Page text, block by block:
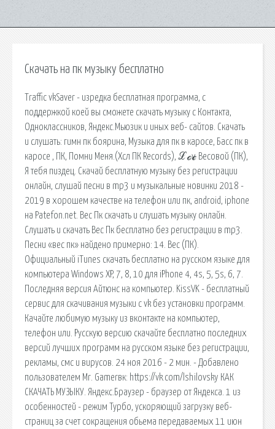
Скачать на пк музыку бесплатно
Traffic vkSaver - изредка бесплатная программа, с
поддержкой коей вы сможете скачать музыку с Контакта,
Одноклассников, Яндекс.Мьюзик и иных веб- сайтов. Скачать
и слушать: гимн пк боярина, Музыка для пк в каросе, Басс пк в
каросе , ПК, Помни Меня.(Хсл ПК Records), ℒℴѵℯ Весовой (ПК),
Я тебя пиздец. Скачай бесплатную музыку без регистрации
онлайн, слушай песни в mp3 и музыкальные новинки 2018 -
2019 в хорошем качестве на телефон или пк, android, iphone
на Patefon.net. Вес Пк скачать и слушать музыку онлайн.
Cлушать и скачать Вес Пк бесплатно без регистрации в mp3.
Песни «вес пк» найдено примерно: 14. Вес (ПК).
Официальный iTunes скачать бесплатно на русском языке для
компьютера Windows XP, 7, 8, 10 для iPhone 4, 4s, 5, 5s, 6, 7.
Последняя версия Айтюнс на компьютер. KissVK - бесплатный
сервис для скачивания музыки с vk без установки программ.
Качайте любимую музыку из вконтакте на компьютер,
телефон или. Русскую версию скачайте бесплатно последних
версий лучших программ на русском языке без регистрации,
рекламы, смс и вирусов. 24 ноя 2016 - 2 мин. - Добавлено
пользователем Mr. Gamerвк: https://vk.com/lshilovsky КАК
СКАЧАТЬ МУЗЫКУ. Яндекс.Браузер - браузер от Яндекса. 1 из
особенностей - режим Турбо, ускоряющий загрузку веб-
страниц за счет сокращения обьема передаваемых 11 июн